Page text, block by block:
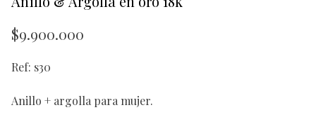
$9.900.000
Ref: s30
Anillo + argolla para mujer.